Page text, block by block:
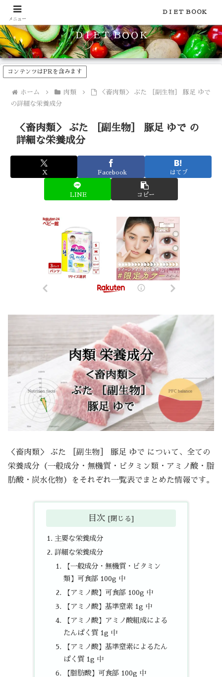
食品のカロリーや糖質などの栄養素がわかる！健康やダイエットに
ＤＩＥＴ ＢＯＯＫ
コンテンツはPRを含みます
ホーム 肉類
＜畜肉類＞ ぶた ［副生物］ 豚足 ゆで
の詳細な栄養成分
＜畜肉類＞ ぶた ［副生物］ 豚足 ゆで の
詳細な栄養成分
X Facebook はてブ
LINE コピー
＜畜肉類＞ ぶた ［副生物］ 豚足 ゆで について、全ての
栄養成分（一般成分・無機質・ビタミン類・アミノ酸・脂
肪酸・炭水化物）をそれぞれ一覧表でまとめた情報です。
目次
主要な栄養成分
詳細な栄養成分
【一般成分・無機質・ビタミン
類】可食部 100g 中
【アミノ酸】可食部 100g 中
【アミノ酸】基準窒素 1g 中
【アミノ酸】アミノ酸組成による
たんぱく質 1g 中
【アミノ酸】基準窒素によるたん
ぱく質 1g 中
【脂肪酸】可食部 100g 中
メニュー
ＤＩＥＴ ＢＯＯＫ